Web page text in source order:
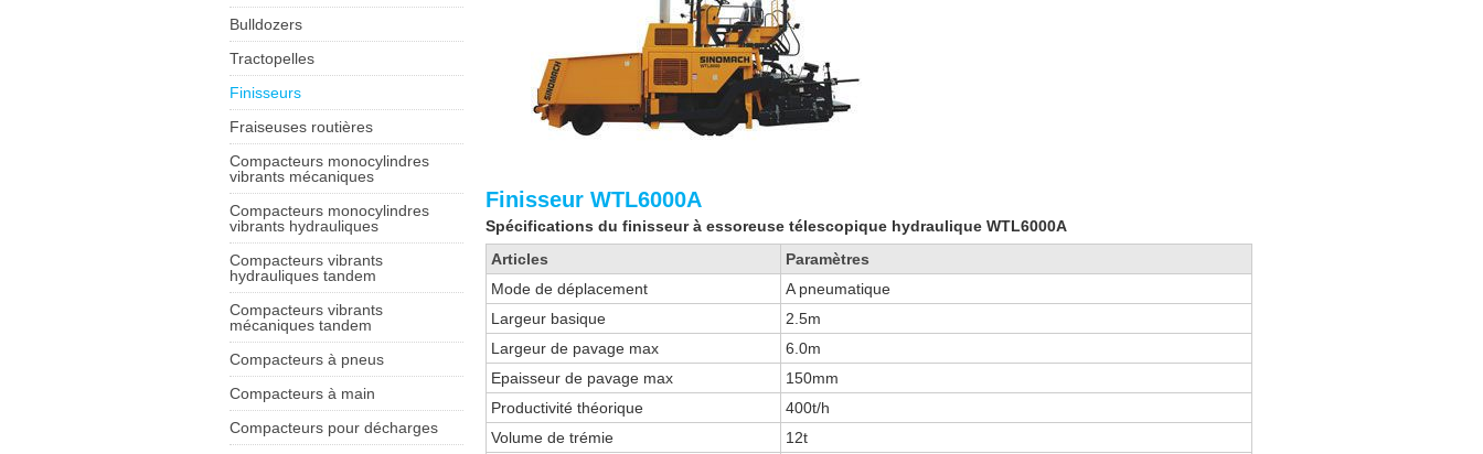
Finisseur WTL6000A
Spécifications du finisseur à essoreuse télescopique hydraulique WTL6000A
Articles
Paramètres
Mode de déplacement
A pneumatique
Largeur basique
2.5m
Largeur de pavage max
6.0m
Epaisseur de pavage max
150mm
Productivité théorique
400t/h
Volume de trémie
12t
Bulldozers
Tractopelles
Finisseurs
Fraiseuses routières
Compacteurs monocylindres
vibrants mécaniques
Compacteurs monocylindres
vibrants hydrauliques
Compacteurs vibrants
hydrauliques tandem
Compacteurs vibrants
mécaniques tandem
Compacteurs à pneus
Compacteurs à main
Compacteurs pour décharges